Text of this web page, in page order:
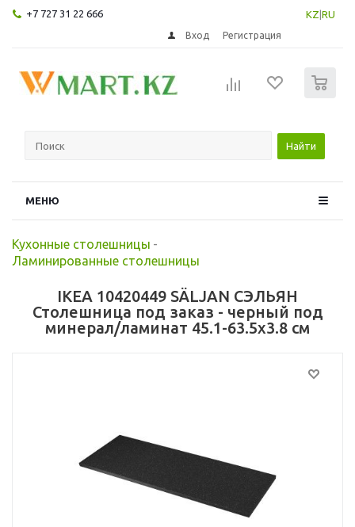
+7 727 31 22 666 KZ RU
Вход Регистрация
Найти
МЕНЮ
Кухонные столешницы -
Ламинированные столешницы
IKEA 10420449 SÄLJAN СЭЛЬЯН
Столешница под заказ - черный под
минерал/ламинат 45.1-63.5x3.8 см